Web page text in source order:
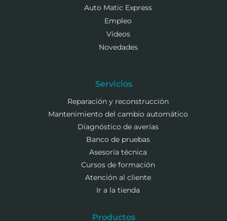
Auto Matic Express
Empleo
Vídeos
Novedades
Servicios
Reparación y reconstrucción
Mantenimiento del cambio automático
Diagnóstico de averías
Banco de pruebas
Asesoría técnica
Cursos de formación
Atención al cliente
Ir a la tienda
Productos